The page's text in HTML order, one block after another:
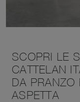
SCOPRI LE
CATTELAN
DA PRANZO
ASPETTA